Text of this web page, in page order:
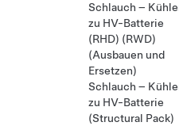
Schlauch –
zu HV-Batterie
(RHD) (RWD)
(Ausbauen und
Ersetzen)
Schlauch –
zu HV-Batterie
(Structural Pack)